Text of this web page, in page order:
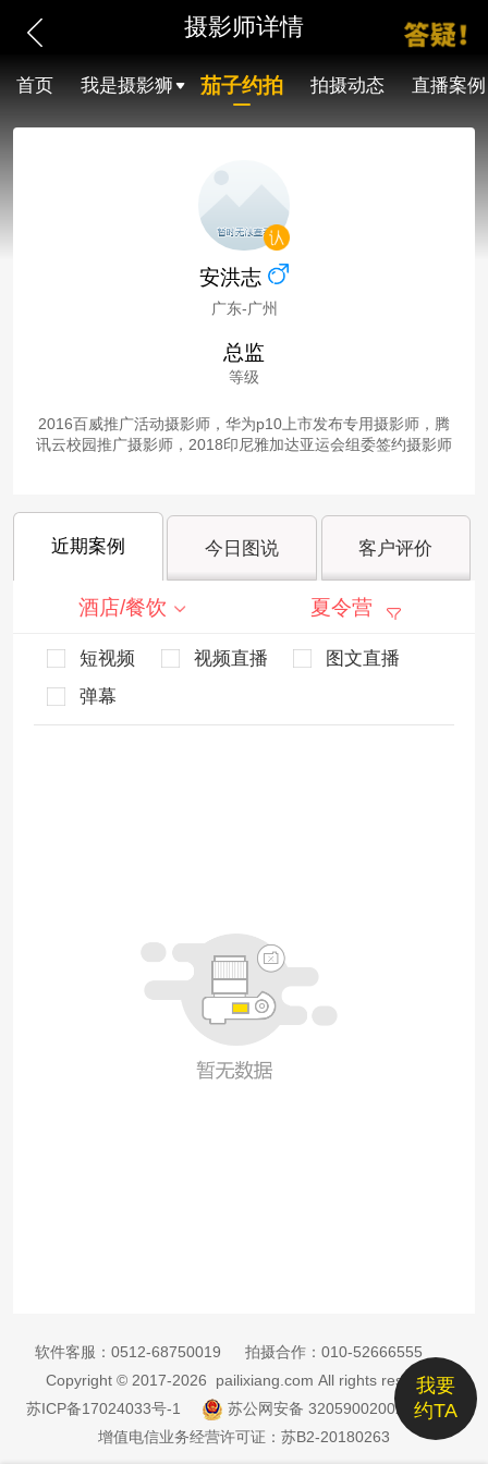
摄影师详情
首页 我是摄影狮 茄子约拍 拍摄动态 直播案例
安洪志
广东-广州
总监
等级
2016百威推广活动摄影师，华为p10上市发布专用摄影师，腾
讯云校园推广摄影师，2018印尼雅加达亚运会组委签约摄影师
近期案例 今日图说 客户评价
酒店/餐饮 夏令营
短视频 视频直播
图文直播
弹幕
我要
约TA
软件客服： 0512-68750019 拍摄合作： 010-52666555
Copyright © 2017-2026 pailixiang.com All rights reserved
苏ICP备17024033号-1
苏公网安备 32059002002885号
增值电信业务经营许可证：苏B2-20180263